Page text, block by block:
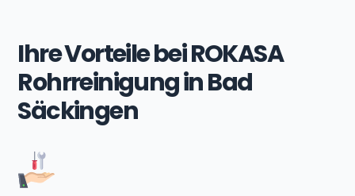
Ihre Vorteile bei ROKASA
Rohrreinigung in Bad
Säckingen